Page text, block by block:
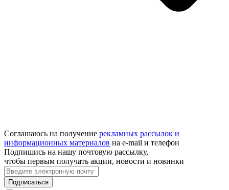
Соглашаюсь на получение рекламных рассылок и
информационных материалов на e‑mail и телефон
Подпишись на нашу почтовую рассылку,
чтобы первым получать акции, новости и новинки
Подписаться